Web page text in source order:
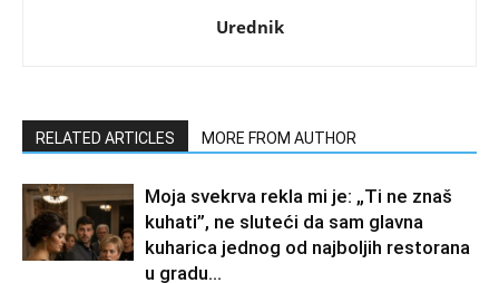
Urednik
RELATED ARTICLES MORE FROM AUTHOR
Moja svekrva rekla mi je: „Ti ne znaš
kuhati”, ne sluteći da sam glavna
kuharica jednog od najboljih restorana
u gradu…